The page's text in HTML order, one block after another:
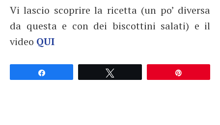
Vi lascio scoprire la ricetta (un po’ diversa
da questa e con dei biscottini salati) e il
video QUI